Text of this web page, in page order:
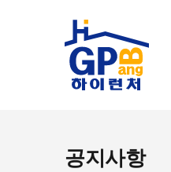
공지사항